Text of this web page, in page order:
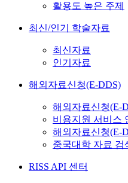
활용도 높은 주제
최신/인기 학술자료
최신자료
인기자료
해외자료신청(E-DDS)
해외자료신청(E-
비용지원 서비스
해외자료신청(E-
중국대학 자료 검
RISS API 센터